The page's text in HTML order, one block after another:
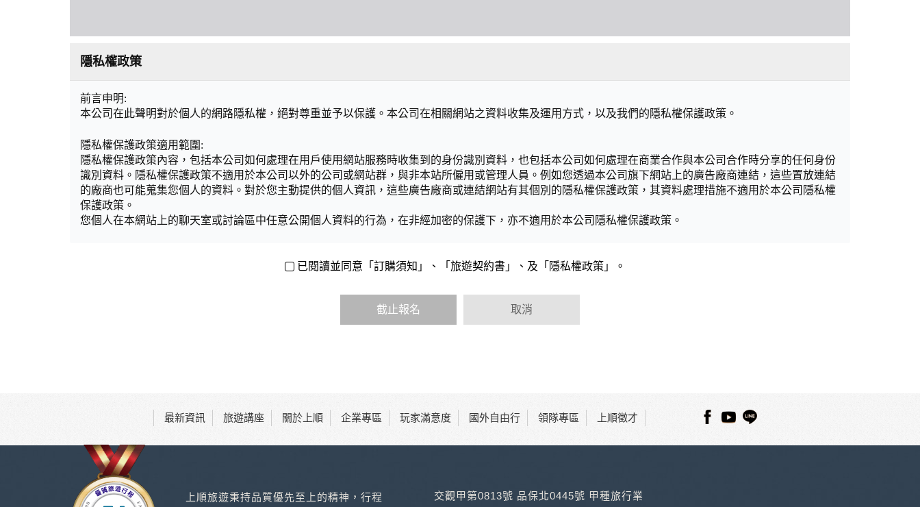
隱私權政策
前言申明:
本公司在此聲明對於個人的網路隱私權，絕對尊重並予以保護。本公司在相關網站之資料收集及運用方式，以及我們的隱私權保護政策。
隱私權保護政策適用範圍:
隱私權保護政策內容，包括本公司如何處理在用戶使用網站服務時收集到的身份識別資料，也包括本公司如何處理在商業合作與本公司合作時分享的任何身份
識別資料。隱私權保護政策不適用於本公司以外的公司或網站群，與非本站所僱用或管理人員。例如您透過本公司旗下網站上的廣告廠商連結，這些置放連結
的廠商也可能蒐集您個人的資料。對於您主動提供的個人資訊，這些廣告廠商或連結網站有其個別的隱私權保護政策，其資料處理措施不適用於本公司隱私權
保護政策。
您個人在本網站上的聊天室或討論區中任意公開個人資料的行為，在非經加密的保護下，亦不適用於本公司隱私權保護政策。
為了在本網站提供您最佳的互動性服務，可能會請您提供相關個人的資料，其範圍如下：
於一般瀏覽時，伺服器會自行記錄相關行徑，包括您使用連線設備的 IP 位址、使用時間、使用的瀏覽器、瀏覽及點選資料記錄等，做為我們增進網站服務的參
為提供精確的服務，我們會將收集的問卷調查內容進行統計與分析，分析結果之統計數據或說明文字呈現，除供內部研究外，我們會視需要公佈統計數據及說
登入使用我們的服務後，本網站即取得您的資料。
等。本網站會對個別連線者的瀏覽器予以標示，歸納使用者瀏覽器在本網站內部所瀏覽的網頁，除非您願意告知您的個人資料，否則本網站不會也無法將此項
記錄和您對應。請您注意，在本網站網刊登廣告之廠商，或與連結本網站，也可能蒐集您個人的資料。對於您主動提供的個人資訊，這些廣告廠商、或連結網
站有其個別的私權保護政策，其資料處理措施不適用本網站隱私權保護政策，本公司不負任何連帶責任。
本網站將在事前或註冊登錄取得您的同意後，傳送商業性資料或電子郵件給您。本公司除了在該資料或電子郵件上註明是由本公司發送，也會在該資料或電子
已閱讀並同意「訂購須知」、「旅遊契約書」、及「隱私權政策」。
截止報名 取消
最新資訊 旅遊講座 關於上順 企業專區 玩家滿意度 國外自由行 領隊專區 上順徵才
上順旅遊秉持品質優先至上的精神，行程
交觀甲第0813號 品保北0445號 甲種旅行業